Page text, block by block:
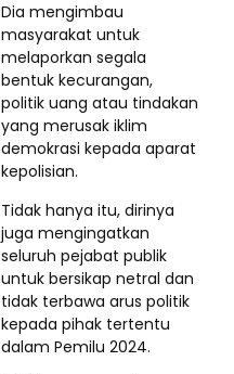
Dia mengimbau
masyarakat untuk
melaporkan segala
bentuk kecurangan,
politik uang atau tindakan
yang merusak iklim
demokrasi kepada aparat
kepolisian.
Tidak hanya itu, dirinya
juga mengingatkan
seluruh pejabat publik
untuk bersikap netral dan
tidak terbawa arus politik
kepada pihak tertentu
dalam Pemilu 2024.